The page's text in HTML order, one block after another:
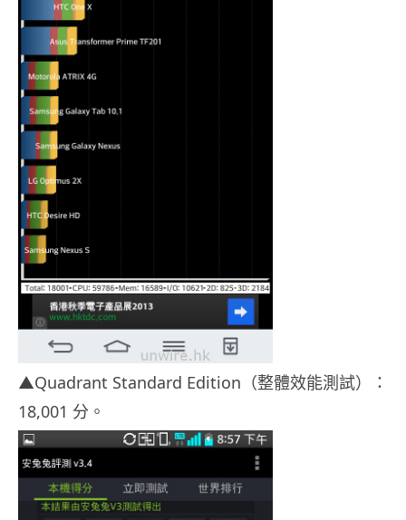
▲Quadrant Standard Edition（整體效能測試）：
18,001 分。